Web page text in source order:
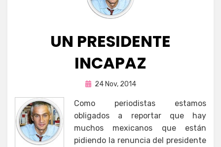
UN PRESIDENTE
INCAPAZ
porEnrique
Publicada
24 Nov, 2014
Como periodistas estamos
obligados a reportar que hay
muchos mexicanos que están
pidiendo la renuncia del presidente